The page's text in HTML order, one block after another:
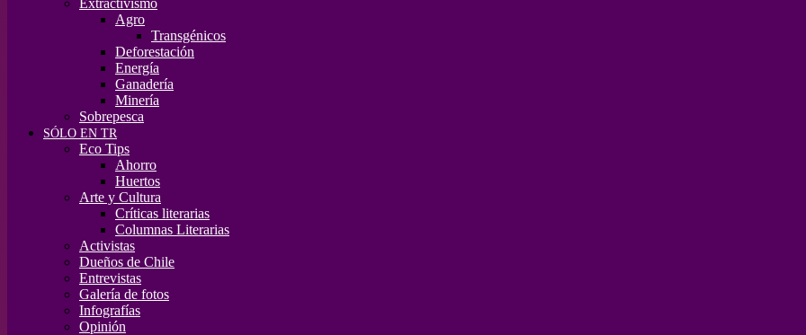
Extractivismo
Agro
Transgénicos
Deforestación
Energía
Ganadería
Minería
Sobrepesca
SÓLO EN TR
Eco Tips
Ahorro
Huertos
Arte y Cultura
Críticas literarias
Columnas Literarias
Activistas
Dueños de Chile
Entrevistas
Galería de fotos
Infografías
Opinión